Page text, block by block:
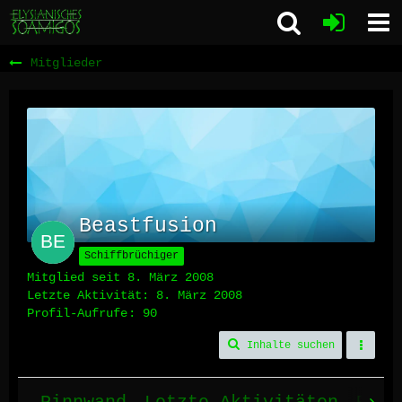
Mitglieder
Beastfusion
Schiffbrüchiger
Mitglied seit 8. März 2008
Letzte Aktivität: 8. März 2008
Profil-Aufrufe
90
Inhalte suchen